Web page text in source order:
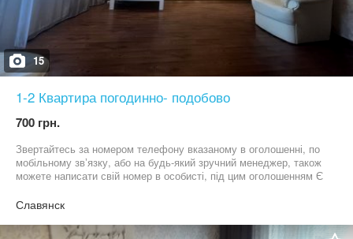
15
1-2 Квартира погодинно- подобово
700 грн.
Звертайтесь за номером телефону вказаному в оголошенні, по
мобільному звʼязку, або на будь-який зручний менеджер, також
можете написати свій номер в особисті, під цим оголошенням Є
частина міста БЕЗКОШТОВНЕ БРОНЮВАННЯ, при заїзді до
оголошенні, або в олх повідомленнях, відповідаю швидко
Славянск